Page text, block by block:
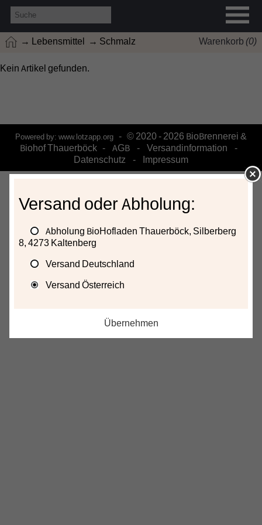
→ Lebensmittel → Schmalz Warenkorb (0)
Kein Artikel gefunden.
Powered by: www.lotzapp.org - © 2020 - 2026 BioBrennerei &
Biohof Thauerböck - AGB - Versandinformation
-
Datenschutz
- Impressum
Versand oder Abholung:
Abholung BioHofladen Thauerböck, Silberberg
8, 4273 Kaltenberg
Versand Deutschland
Versand Österreich
Übernehmen